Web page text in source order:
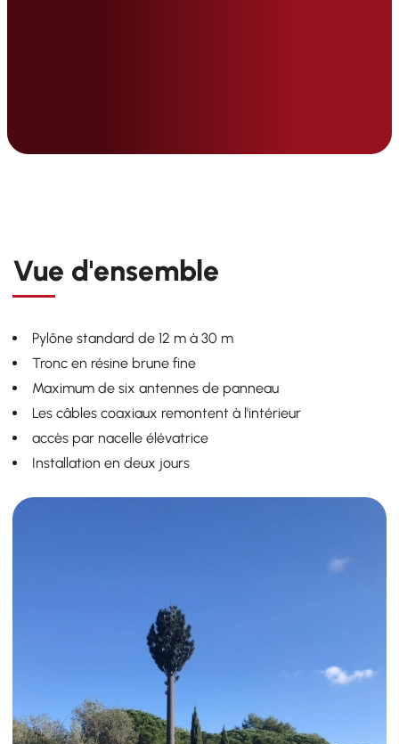
Vue d'ensemble
Pylône standard de 12 m à 30 m
Tronc en résine brune fine
Maximum de six antennes de panneau
Les câbles coaxiaux remontent à l'intérieur
accès par nacelle élévatrice
Installation en deux jours